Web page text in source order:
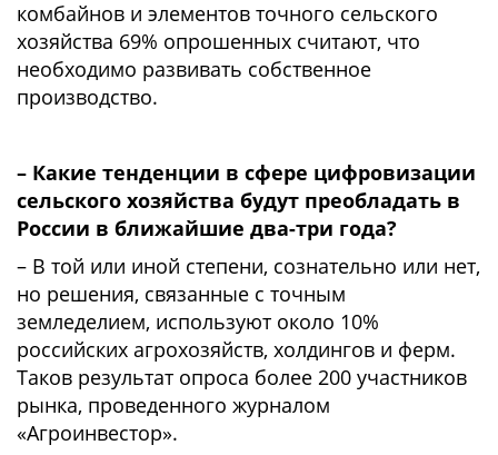
комбайнов и элементов точного сельского
хозяйства 69% опрошенных считают, что
необходимо развивать собственное
производство.
– Какие тенденции в сфере цифровизации
сельского хозяйства будут преобладать в
России в ближайшие два-три года?
– В той или иной степени, сознательно или нет,
но решения, связанные с точным
земледелием, используют около 10%
российских агрохозяйств, холдингов и ферм.
Таков результат опроса более 200 участников
рынка, проведенного журналом
«Агроинвестор».